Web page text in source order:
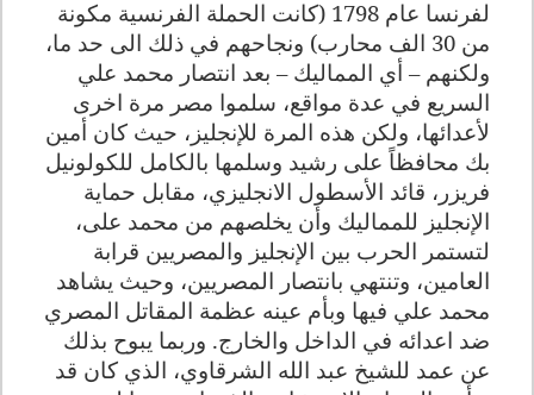
لفرنسا عام 1798 (كانت الحملة الفرنسية مكونة
من 30 الف محارب) ونجاحهم في ذلك الى حد ما،
ولكنهم – أي المماليك – بعد انتصار محمد علي
السريع في عدة مواقع، سلموا مصر مرة اخرى
لأعدائها، ولكن هذه المرة للإنجليز، حيث كان أمين
بك محافظاً على رشيد وسلمها بالكامل للكولونيل
فريزر، قائد الأسطول الانجليزي، مقابل حماية
الإنجليز للمماليك وأن يخلصهم من محمد على،
لتستمر الحرب بين الإنجليز والمصريين قرابة
العامين، وتنتهي بانتصار المصريين، وحيث يشاهد
محمد علي فيها وبأم عينه عظمة المقاتل المصري
ضد اعدائه في الداخل والخارج. وربما يبوح بذلك
عن عمد للشيخ عبد الله الشرقاوي، الذي كان قد